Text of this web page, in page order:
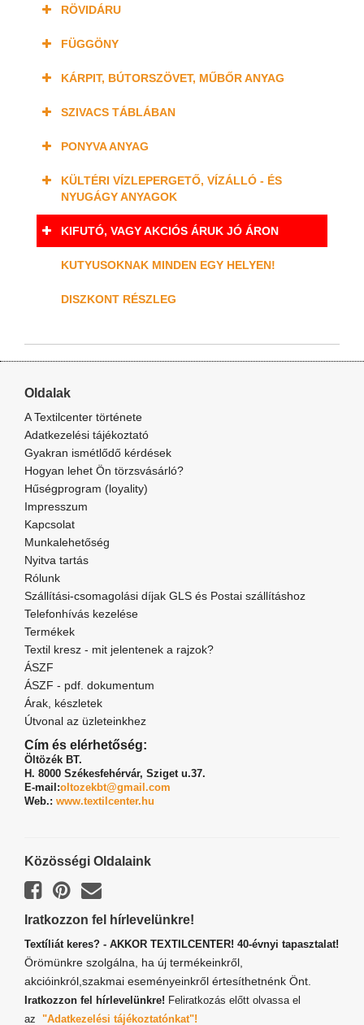
RÖVIDÁRU
FÜGGÖNY
KÁRPIT, BÚTORSZÖVET, MŰBŐR ANYAG
SZIVACS TÁBLÁBAN
PONYVA ANYAG
KÜLTÉRI VÍZLEPERGETŐ, VÍZÁLLÓ - ÉS
NYUGÁGY ANYAGOK
KIFUTÓ, VAGY AKCIÓS ÁRUK JÓ ÁRON
KUTYUSOKNAK MINDEN EGY HELYEN!
DISZKONT RÉSZLEG
Oldalak
A Textilcenter története
Adatkezelési tájékoztató
Gyakran ismétlődő kérdések
Hogyan lehet Ön törzsvásárló?
Hűségprogram (loyality)
Impresszum
Kapcsolat
Munkalehetőség
Nyitva tartás
Rólunk
Szállítási-csomagolási díjak GLS és Postai szállításhoz
Telefonhívás kezelése
Termékek
Textil kresz - mit jelentenek a rajzok?
ÁSZF
ÁSZF - pdf. dokumentum
Árak, készletek
Útvonal az üzleteinkhez
Cím és elérhetőség:
Öltözék BT.
H. 8000 Székesfehérvár, Sziget u.37.
E-mail:oltozekbt@gmail.com
Web.: www.textilcenter.hu
Közösségi Oldalaink
Iratkozzon fel hírlevelünkre!
Textíliát keres? - AKKOR TEXTILCENTER! 40-évnyi tapasztalat!
Örömünkre szolgálna, ha új termékeinkről,
akcióinkról,szakmai eseményeinkről értesíthetnénk Önt.
Iratkozzon fel hírlevelünkre! Feliratkozás előtt olvassa el
az "Adatkezelési tájékoztatónkat"!